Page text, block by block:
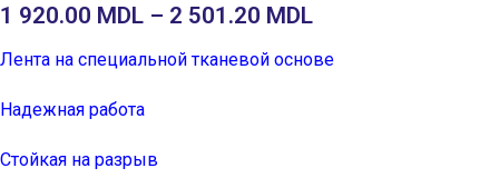
1 920.00 MDL – 2 501.20 MDL
Лента на специальной тканевой основе
Надежная работа
Стойкая на разрыв